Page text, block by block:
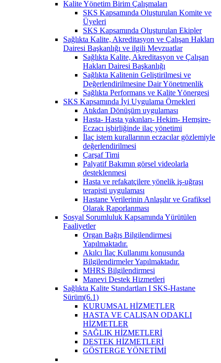
Kalite Yönetim Birim Çalışmaları
SKS Kapsamında Oluşturulan Komite ve
Üyeleri
SKS Kapsamında Oluşturulan Ekipler
Sağlıkta Kalite, Akreditasyon ve Çalışan Hakları
Dairesi Başkanlığı ve ilgili Mevzuatlar
Sağlıkta Kalite, Akreditasyon ve Çalışan
Hakları Dairesi Başkanlığı
Sağlıkta Kalitenin Geliştirilmesi ve
Değerlendirilmesine Dair Yönetmenlik
Sağlıkta Performans ve Kalite Yönergesi
SKS Kapsamında İyi Uygulama Örnekleri
Atıkdan Dönüşüm uygulaması
Hasta- Hasta yakınları- Hekim- Hemşire-
Eczacı işbirliğinde ilaç yönetimi
İlaç istem kurallarının eczacılar gözlemiyle
değerlendirilmesi
Çarşaf Timi
Palyatif Bakımın görsel videolarla
desteklenmesi
Hasta ve refakatçilere yönelik iş-uğraşı
terapisti uygulaması
Hastane Verilerinin Anlaşılır ve Grafiksel
Olarak Raporlanması
Sosyal Sorumluluk Kapsamında Yürütülen
Faaliyetler
Organ Bağış Bilgilendirmesi
Yapılmaktadır.
Akılcı İlaç Kullanımı konusunda
Bilgilendirmeler Yapılmaktadır.
MHRS Bilgilendirmesi
Manevi Destek Hizmetleri
Sağlıkta Kalite Standartları I SKS-Hastane
Sürüm(6.1)
KURUMSAL HİZMETLER
HASTA VE ÇALIŞAN ODAKLI
HİZMETLER
SAĞLIK HİZMETLERİ
DESTEK HİZMETLERİ
GÖSTERGE YÖNETİMİ